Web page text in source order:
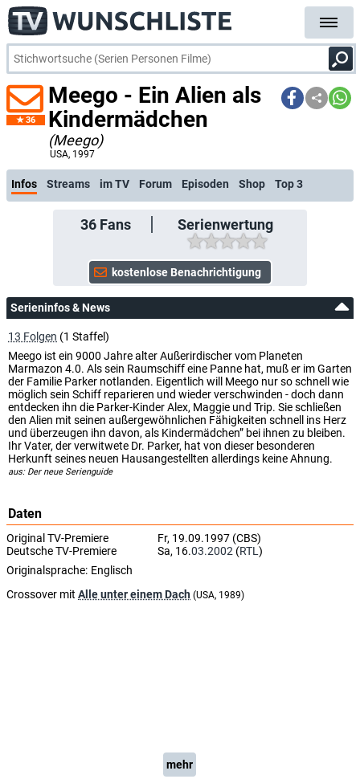
36
Meego - Ein Alien als
Kindermädchen
(Meego)
USA, 1997
kostenlose E-Mail-Benachrichtigung
Infos Streams im TV Forum Episoden Shop Top 3
36Fans Serienwertung
Serieninfos & News
13 Folgen (1 Staffel)
Meego ist ein 9000 Jahre alter Außerirdischer vom Planeten
Marmazon 4.0. Als sein Raumschiff eine Panne hat, muß er im Garten
der Familie Parker notlanden. Eigentlich will Meego nur so schnell wie
möglich sein Schiff reparieren und wieder verschwinden - doch dann
entdecken ihn die Parker-Kinder Alex, Maggie und Trip. Sie schließen
den Alien mit seinen außergewöhnlichen Fähigkeiten schnell ins Herz
und überzeugen ihn davon, als Kindermädchen” bei ihnen zu bleiben.
Ihr Vater, der verwitwete Dr. Parker, hat von dieser besonderen
Herkunft seines neuen Hausangestellten allerdings keine Ahnung.
aus: Der neue Serienguide
Daten
Original TV-Premiere
Fr, 19.09.1997 (CBS)
Deutsche TV-Premiere
Sa, 16.03.2002 (RTL )
Originalsprache: Englisch
Crossover mit Alle unter einem Dach (USA, 1989)
mehr